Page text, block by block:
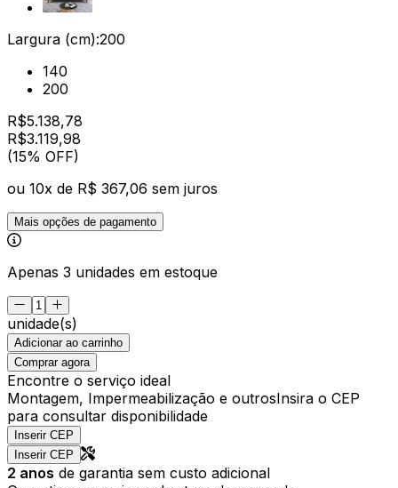
Largura (cm):200
140
200
R$5.138,78
R$3.119,98
(15% OFF)
ou 10x de R$ 367,06 sem juros
Mais opções de pagamento
Apenas 3 unidades em estoque
unidade(s)
Adicionar ao carrinho
Comprar agora
Encontre o serviço ideal
Montagem, Impermeabilização e outrosInsira o CEP
para consultar disponibilidade
Inserir CEP
Inserir CEP
2 anos de garantia sem custo adicional